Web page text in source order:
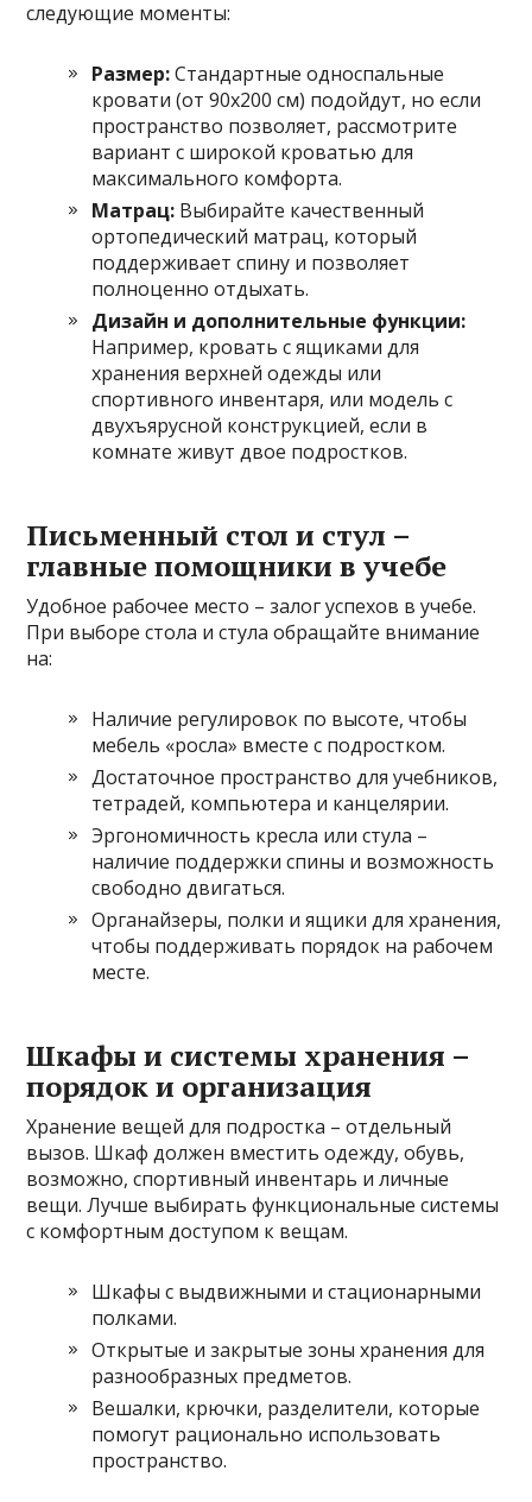
следующие моменты:
Размер:Стандартные односпальные
кровати (от 90х200 см) подойдут, но если
пространство позволяет, рассмотрите
вариант с широкой кроватью для
максимального комфорта.
Матрац: Выбирайте качественный
ортопедический матрац, который
поддерживает спину и позволяет
полноценно отдыхать.
Дизайн и дополнительные функции:
Например, кровать с ящиками для
хранения верхней одежды или
спортивного инвентаря, или модель с
двухъярусной конструкцией, если в
комнате живут двое подростков.
Письменный стол и стул –
главные помощники в учебе
Удобное рабочее место – залог успехов в учебе.
При выборе стола и стула обращайте внимание
на:
Наличие регулировок по высоте, чтобы
мебель «росла» вместе с подростком.
Достаточное пространство для учебников,
тетрадей, компьютера и канцелярии.
Эргономичность кресла или стула –
наличие поддержки спины и возможность
свободно двигаться.
Органайзеры, полки и ящики для хранения,
чтобы поддерживать порядок на рабочем
месте.
Шкафы и системы хранения –
порядок и организация
Хранение вещей для подростка – отдельный
вызов. Шкаф должен вместить одежду, обувь,
возможно, спортивный инвентарь и личные
вещи. Лучше выбирать функциональные системы
с комфортным доступом к вещам.
Шкафы с выдвижными и стационарными
полками.
Открытые и закрытые зоны хранения для
разнообразных предметов.
Вешалки, крючки, разделители, которые
помогут рационально использовать
пространство.